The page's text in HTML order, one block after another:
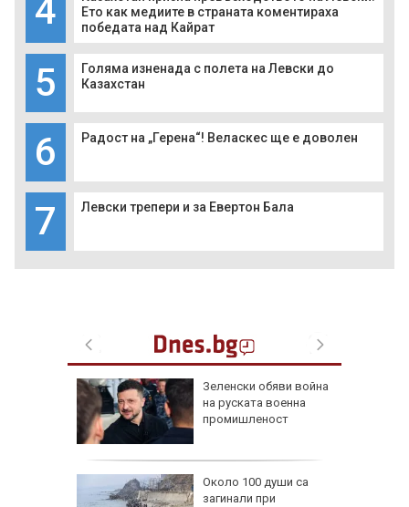
4
Ето как медиите в страната коментираха
победата над Кайрат
5
Голяма изненада с полета на Левски до
Казахстан
6 Радост на „Герена“! Веласкес ще е доволен
7 Левски трепери и за Евертон Бала
Зеленски обяви война
на руската военна
промишленост
Около 100 души са
загинали при